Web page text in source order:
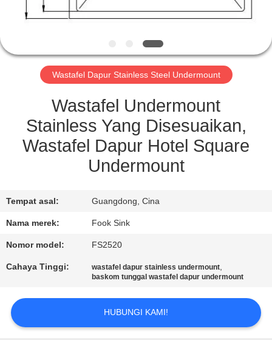
KUALITAS
HUBUNGI
KAMI
PERMINTAAN
PENAWARAN
PRIVACY
POLICY
Wastafel Dapur Stainless Steel Undermount
Wastafel Undermount
Stainless Yang Disesuaikan,
Wastafel Dapur Hotel Square
Undermount
Tempat asal: Guangdong, Cina
Nama merek: Fook Sink
Nomor model: FS2520
Cahaya Tinggi: wastafel dapur stainless undermount,
baskom tunggal wastafel dapur undermount
HUBUNGI KAMI!